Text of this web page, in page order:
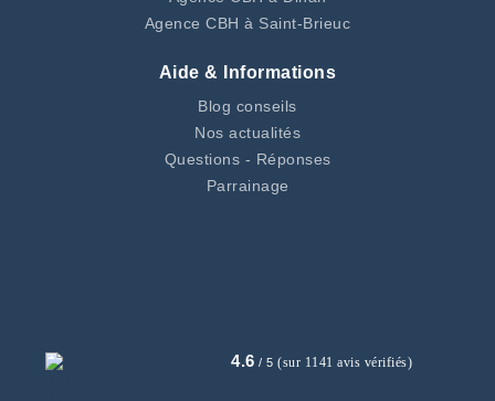
Agence CBH à Saint-Brieuc
Aide & Informations
Blog conseils
Nos actualités
Questions - Réponses
Parrainage
4.6 / 5(sur 1141 avis vérifiés)